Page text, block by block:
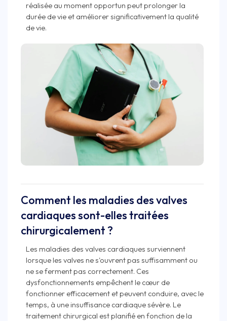
réalisée au moment opportun peut prolonger la
durée de vie et améliorer significativement la qualité
de vie.
Comment les maladies des valves
cardiaques sont-elles traitées
chirurgicalement ?
Les maladies des valves cardiaques surviennent
lorsque les valves ne s'ouvrent pas suffisamment ou
ne se ferment pas correctement. Ces
dysfonctionnements empêchent le cœur de
fonctionner efficacement et peuvent conduire, avec le
temps, à une insuffisance cardiaque sévère. Le
traitement chirurgical est planifié en fonction de la